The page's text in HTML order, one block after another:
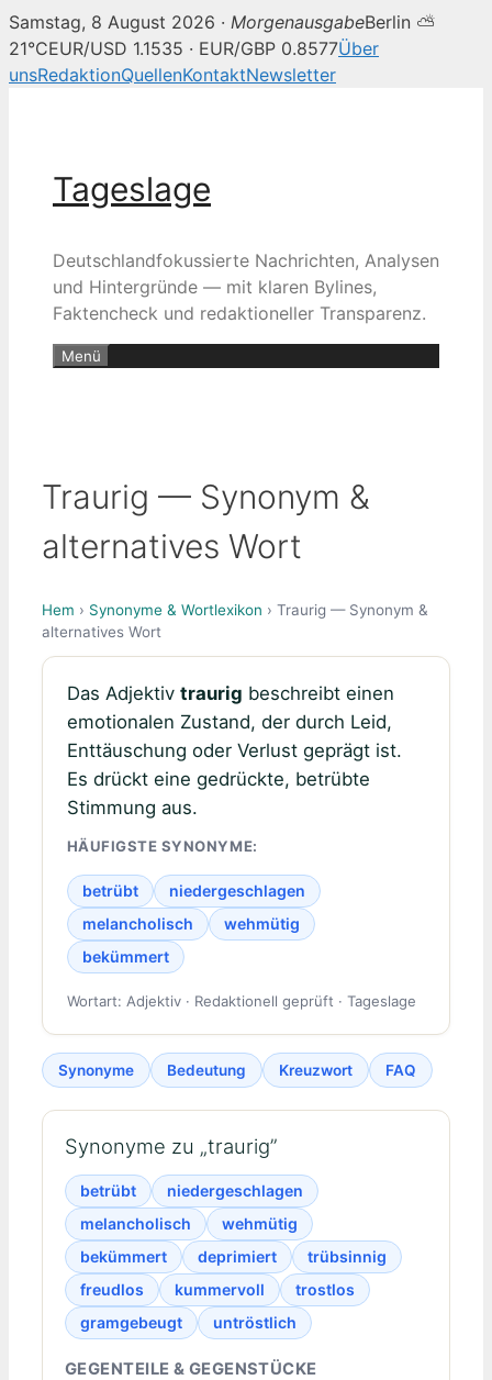
Samstag, 8 August 2026 · MorgenausgabeBerlin ⛅
21°CEUR/USD 1.1535 · EUR/GBP 0.8577Über
unsRedaktionQuellenKontaktNewsletter
Tageslage
Deutschlandfokussierte Nachrichten, Analysen
und Hintergründe — mit klaren Bylines,
Faktencheck und redaktioneller Transparenz.
Menü
Traurig — Synonym &
alternatives Wort
Hem › Synonyme & Wortlexikon › Traurig — Synonym &
alternatives Wort
Das Adjektiv traurig beschreibt einen
emotionalen Zustand, der durch Leid,
Enttäuschung oder Verlust geprägt ist.
Es drückt eine gedrückte, betrübte
Stimmung aus.
HÄUFIGSTE SYNONYME:
betrübt
niedergeschlagen
melancholisch
wehmütig
bekümmert
Wortart: Adjektiv · Redaktionell geprüft · Tageslage
Synonyme Bedeutung Kreuzwort FAQ
Synonyme zu „traurig”
betrübt
niedergeschlagen
melancholisch
wehmütig
bekümmert
deprimiert
trübsinnig
freudlos
kummervoll
trostlos
gramgebeugt
untröstlich
GEGENTEILE & GEGENSTÜCKE